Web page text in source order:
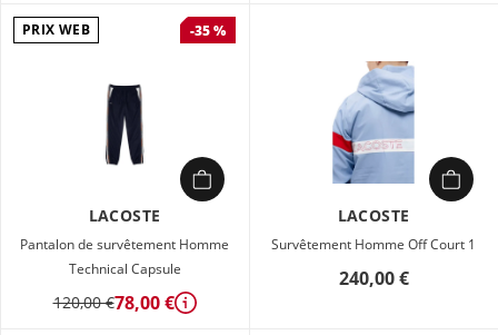
PRIX WEB -35 %
LACOSTE
Pantalon de survêtement Homme
Technical Capsule
120,00 €78,00 € Détails
LACOSTE
Survêtement Homme Off Court 1
240,00 €